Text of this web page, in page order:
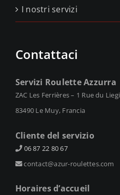
I nostri servizi
Contattaci
Servizi Roulette Azzurra
ZAC Les Ferrières – 1 Rue du Liegi
83490 Le Muy, Francia
Cliente del servizio
06 87 22 80 67
contact@azur-roulettes.com
Horaires d’accueil